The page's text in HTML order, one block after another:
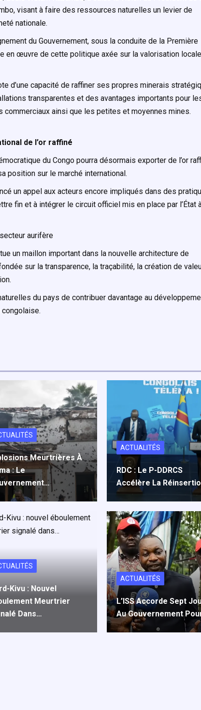
visant à faire des ressources naturelles un levier de
nationale.
du Gouvernement, sous la conduite de la Première
en œuvre de cette politique axée sur la valorisation
d’une capacité de raffiner ses propres minerais
transparentes et des avantages importants pour
ainsi que les petites et moyennes mines.
de l’or raffiné
du Congo pourra désormais exporter de l’or
position sur le marché international.
un appel aux acteurs encore impliqués dans des
fin et à intégrer le circuit officiel mis en place par l’État
aurifère
un maillon important dans la nouvelle architecture de
sur la transparence, la traçabilité, la création de
du pays de contribuer davantage au
Meurtrières À
: Le
ACTUALITÉS
RDC : Le P-DDRCS
Accélère La
Kivu : Nouvel
Meurtrier
Dans…
ACTUALITÉS
L’ISS Accorde Sept
Au Gouvernement